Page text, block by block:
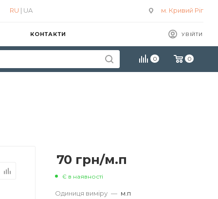
м. Кривий Ріг
RU | UA
УВІЙТИ
КОНТАКТИ
0 0
70 грн/м.п
Є в наявності
Одиниця виміру — м.п